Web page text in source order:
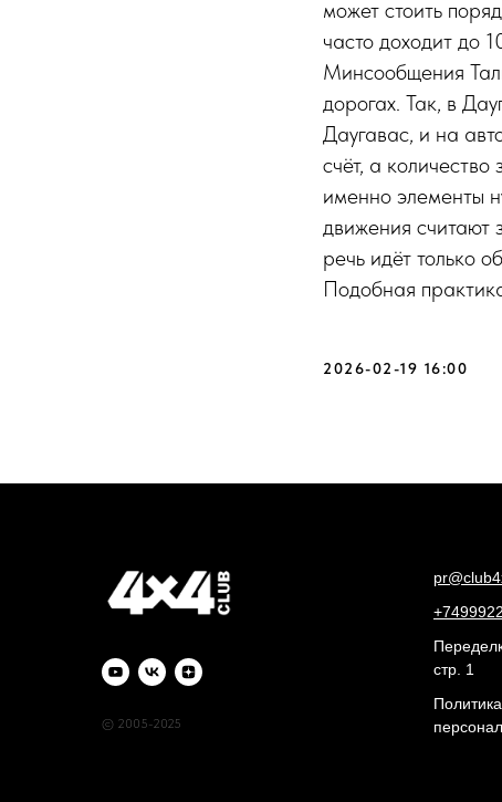
может стоить
часто доходит до
Минсообщения
дорогах. Так, в
Даугавас, и на
счёт, а
именно элементы
движения считают
речь идёт только
Подобная
2026-02-19 16:00
© 2005-2025
стр. 1